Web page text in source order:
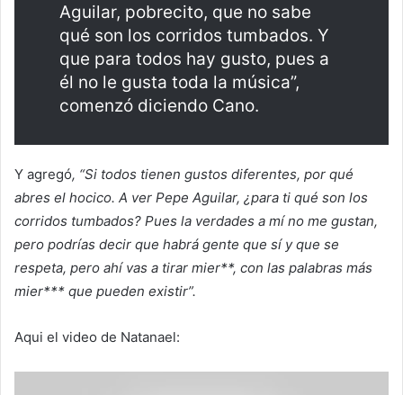
Aguilar, pobrecito, que no sabe
qué son los corridos tumbados. Y
que para todos hay gusto, pues a
él no le gusta toda la música”,
comenzó diciendo Cano.
Y agregó, “Si todos tienen gustos diferentes, por qué
abres el hocico. A ver Pepe Aguilar, ¿para ti qué son los
corridos tumbados? Pues la verdades a mí no me gustan,
pero podrías decir que habrá gente que sí y que se
respeta, pero ahí vas a tirar mier**, con las palabras más
mier*** que pueden existir”.
Aqui el video de Natanael: